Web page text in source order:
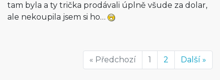
tam byla a ty trička prodávali úplně všude za dolar,
ale nekoupila jsem si ho…
« Předchozí 1 2 Další »